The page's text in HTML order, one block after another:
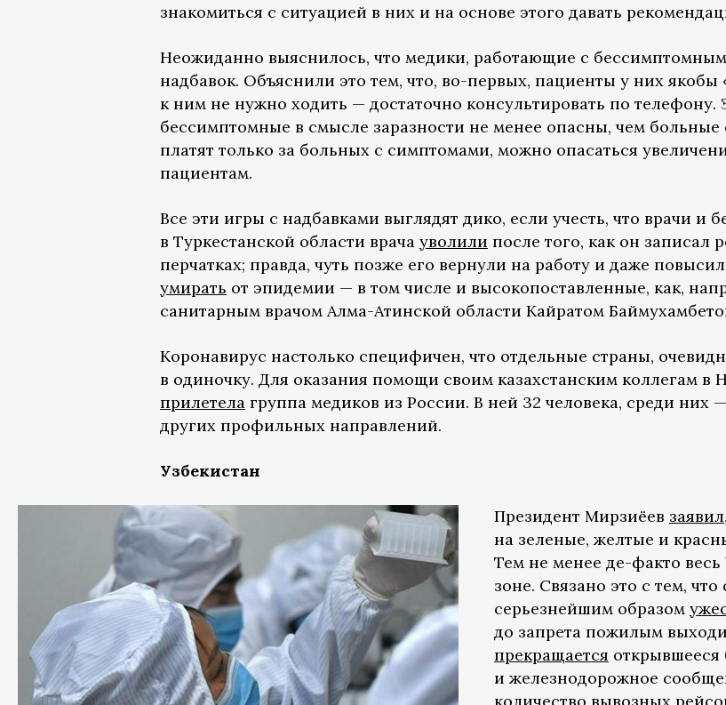
знакомиться с ситуацией в них и на основе этого давать
Неожиданно выяснилось, что медики, работающие с
надбавок. Объяснили это тем, что, во-первых, пациенты у них якобы
к ним не нужно ходить — достаточно консультировать по телефону.
бессимптомные в смысле заразности не менее опасны, чем больные
платят только за больных с симптомами, можно опасаться
пациентам.
Все эти игры с надбавками выглядят дико, если учесть, что врачи и
в Туркестанской области врача уволили после того, как он записал
перчатках; правда, чуть позже его вернули на работу и даже
умирать от эпидемии — в том числе и высокопоставленные, как,
санитарным врачом Алма-Атинской области Кайратом
Коронавирус настолько специфичен, что отдельные страны,
в одиночку. Для оказания помощи своим казахстанским коллегам
прилетела группа медиков из России. В ней 32 человека, среди них
других профильных направлений.
Узбекистан
Президент Мирзиёев заявил
на зеленые, желтые и
Тем не менее де-факто весь
зоне. Связано это с тем,
серьезнейшим образом
до запрета пожилым
прекращается открывшееся
и железнодорожное
количество вывозных